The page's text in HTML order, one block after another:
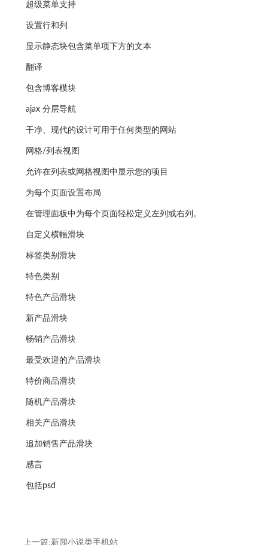
超级菜单支持
设置行和列
显示静态块包含菜单项下方的文本
翻译
包含博客模块
ajax 分层导航
干净、现代的设计可用于任何类型的网站
网格/列表视图
允许在列表或网格视图中显示您的项目
为每个页面设置布局
在管理面板中为每个页面轻松定义左列或右列。
自定义横幅滑块
标签类别滑块
特色类别
特色产品滑块
新产品滑块
畅销产品滑块
最受欢迎的产品滑块
特价商品滑块
随机产品滑块
相关产品滑块
追加销售产品滑块
感言
包括psd
上一篇:新闻小说类手机站